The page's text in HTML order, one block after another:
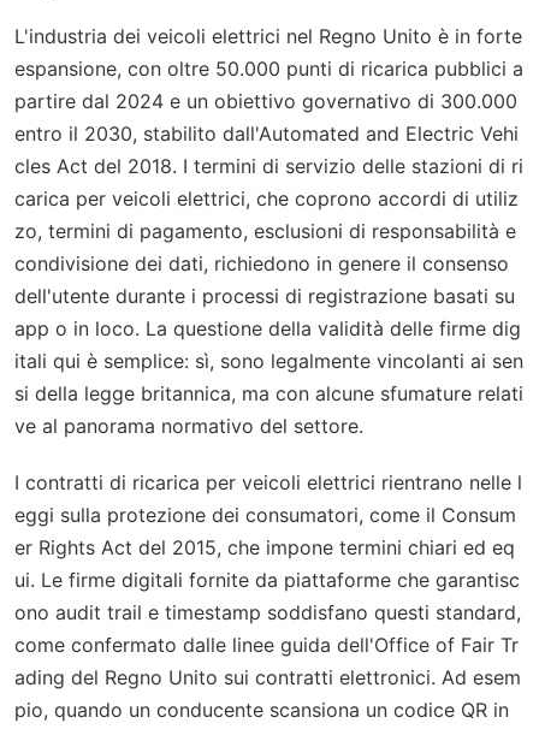
L'industria dei veicoli elettrici nel Regno Unito è in forte
espansione, con oltre 50.000 punti di ricarica pubblici a
partire dal 2024 e un obiettivo governativo di 300.000
entro il 2030, stabilito dall'Automated and Electric Vehi
cles Act del 2018. I termini di servizio delle stazioni di ri
carica per veicoli elettrici, che coprono accordi di utiliz
zo, termini di pagamento, esclusioni di responsabilità e
condivisione dei dati, richiedono in genere il consenso
dell'utente durante i processi di registrazione basati su
app o in loco. La questione della validità delle firme dig
itali qui è semplice: sì, sono legalmente vincolanti ai sen
si della legge britannica, ma con alcune sfumature relati
ve al panorama normativo del settore.
I contratti di ricarica per veicoli elettrici rientrano nelle l
eggi sulla protezione dei consumatori, come il Consum
er Rights Act del 2015, che impone termini chiari ed eq
ui. Le firme digitali fornite da piattaforme che garantisc
ono audit trail e timestamp soddisfano questi standard,
come confermato dalle linee guida dell'Office of Fair Tr
ading del Regno Unito sui contratti elettronici. Ad esem
pio, quando un conducente scansiona un codice QR in